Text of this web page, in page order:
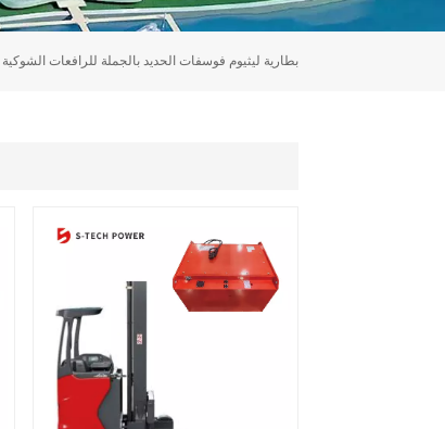
بطارية ليثيوم فوسفات الحديد بالجملة للرافعات الشوكية